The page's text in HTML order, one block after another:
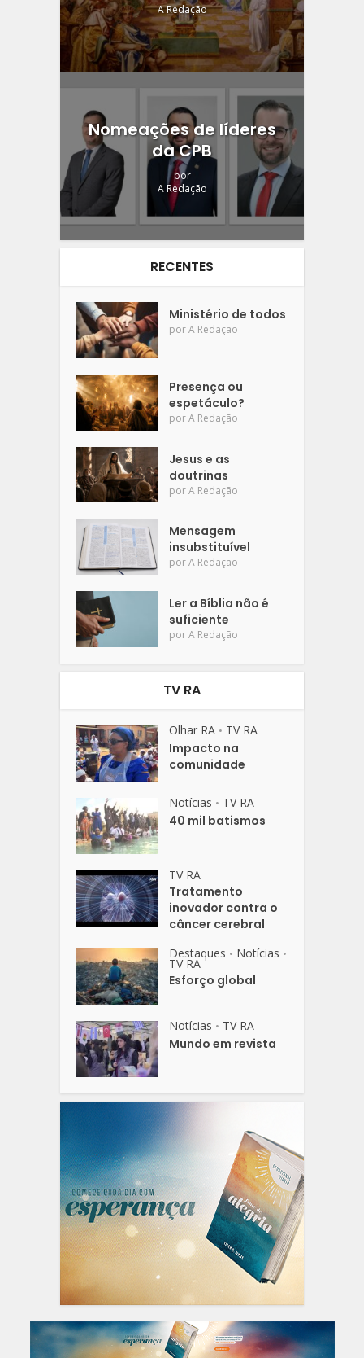
A Redação
Nomeações de líderes
da CPB
por
A Redação
RECENTES
Ministério de todos
porA Redação
Presença ou
espetáculo?
porA Redação
Jesus e as
doutrinas
porA Redação
Mensagem
insubstituível
porA Redação
Ler a Bíblia não é
suficiente
porA Redação
TV RA
Olhar RA • TV RA
Impacto na
comunidade
Notícias • TV RA
40 mil batismos
TV RA
Tratamento
inovador contra o
câncer cerebral
Destaques • Notícias •
TV RA
Esforço global
Notícias • TV RA
Mundo em revista